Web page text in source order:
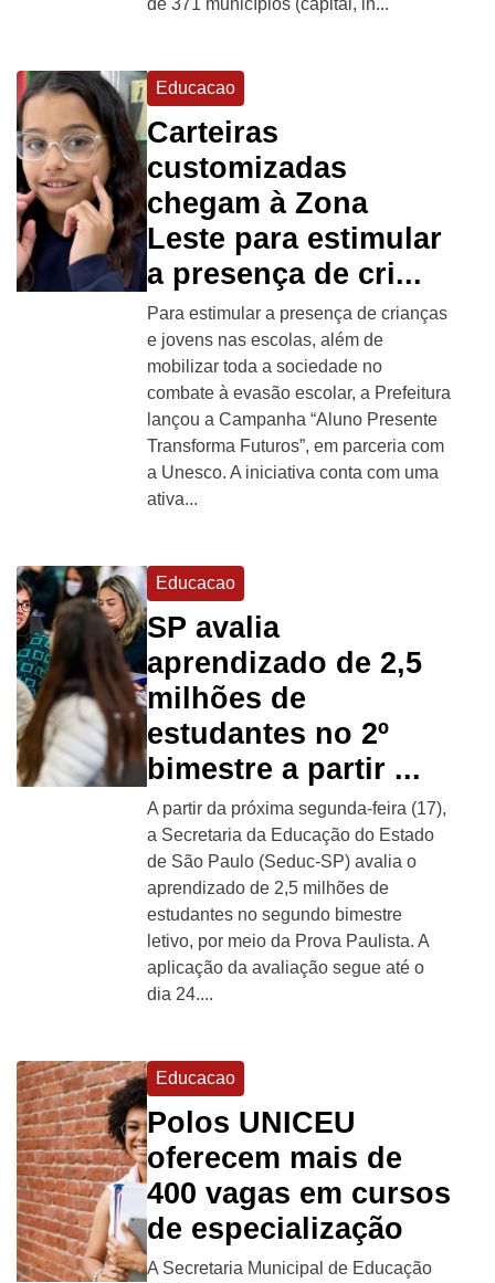
de 371 municípios (capital, in...
Educacao
Carteiras
customizadas
chegam à Zona
Leste para estimular
a presença de cri...
Para estimular a presença de crianças
e jovens nas escolas, além de
mobilizar toda a sociedade no
combate à evasão escolar, a Prefeitura
lançou a Campanha “Aluno Presente
Transforma Futuros”, em parceria com
a Unesco. A iniciativa conta com uma
ativa...
Educacao
SP avalia
aprendizado de 2,5
milhões de
estudantes no 2º
bimestre a partir ...
A partir da próxima segunda-feira (17),
a Secretaria da Educação do Estado
de São Paulo (Seduc-SP) avalia o
aprendizado de 2,5 milhões de
estudantes no segundo bimestre
letivo, por meio da Prova Paulista. A
aplicação da avaliação segue até o
dia 24....
Educacao
Polos UNICEU
oferecem mais de
400 vagas em cursos
de especialização
A Secretaria Municipal de Educação